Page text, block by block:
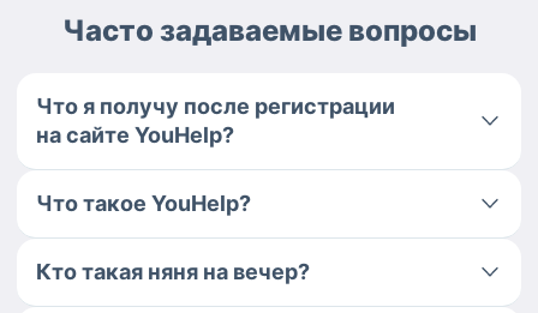
Часто задаваемые вопросы
Что я получу после регистрации
на сайте YouHelp?
Что такое YouHelp?
Кто такая няня на вечер?